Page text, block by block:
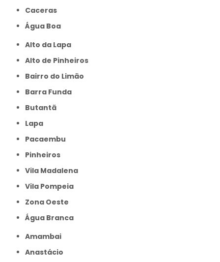
caceras
Água Boa
Alto da Lapa
Alto de Pinheiros
Bairro do Limão
Barra Funda
Butantã
Lapa
Pacaembu
Pinheiros
Vila Madalena
Vila Pompeia
Zona Oeste
Água Branca
Amambai
Anastácio